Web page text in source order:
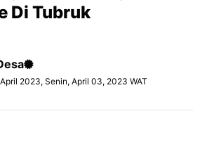
Di Tubruk
2023, Senin, April 03, 2023 WAT